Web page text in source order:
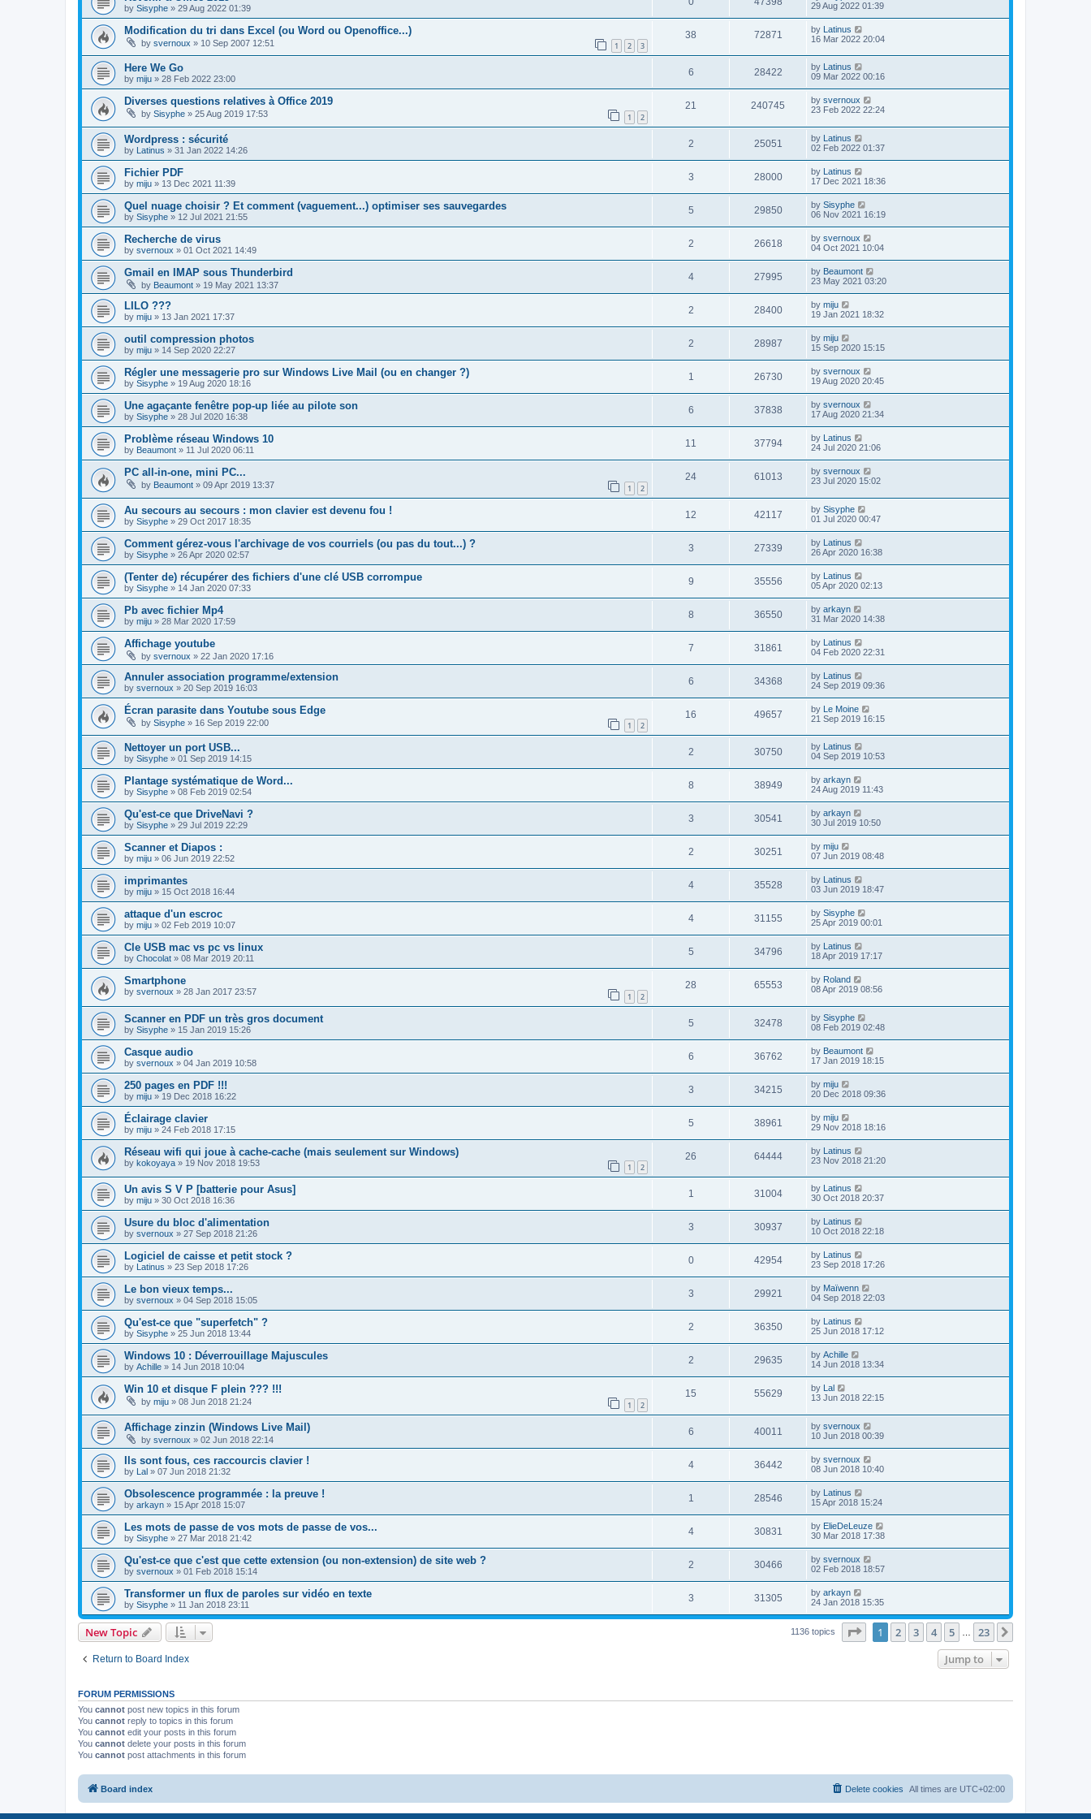
by Sisyphe » 29 Aug 2022 01:39
29 Aug 2022 01:39
Modification du tri dans Excel (ou Word ou Openoffice...)
by svernoux » 10 Sep 2007 12:51 1 2 3
38 72871 by Latinus
16 Mar 2022 20:04
Here We Go
by miju » 28 Feb 2022 23:00
6 28422 by
Latinus
09 Mar 2022 00:16
Diverses questions relatives à Office 2019
by Sisyphe » 25 Aug 2019 17:53 1 2
21 240745 by svernoux
23 Feb 2022 22:24
Wordpress : sécurité
by Latinus » 31 Jan 2022 14:26
2 25051 by Latinus
02 Feb 2022 01:37
Fichier PDF
by miju » 13 Dec 2021 11:39
3 28000 by Latinus
17 Dec 2021 18:36
Quel nuage choisir ? Et comment (vaguement...) optimiser ses sauvegardes
by Sisyphe » 12 Jul 2021 21:55
5 29850 by Sisyphe
06 Nov 2021 16:19
Recherche de virus
by svernoux » 01 Oct 2021 14:49
2 26618 by svernoux
04 Oct 2021 10:04
Gmail en IMAP sous Thunderbird
by Beaumont » 19 May 2021 13:37
4 27995 by Beaumont
23 May 2021 03:20
LILO ???
by miju » 13 Jan 2021 17:37
2 28400 by miju
19 Jan 2021 18:32
outil compression photos
by miju » 14 Sep 2020 22:27
2 28987 by miju
15 Sep 2020 15:15
Régler une messagerie pro sur Windows Live Mail (ou en changer ?)
by Sisyphe » 19 Aug 2020 18:16
1 26730 by svernoux
19 Aug 2020 20:45
Une agaçante fenêtre pop-up liée au pilote son
by Sisyphe » 28 Jul 2020 16:38
6 37838 by svernoux
17 Aug 2020 21:34
Problème réseau Windows 10
by Beaumont » 11 Jul 2020 06:11
11 37794 by Latinus
24 Jul 2020 21:06
PC all-in-one, mini PC...
by Beaumont » 09 Apr 2019 13:37 1 2
24 61013 by svernoux
23 Jul 2020 15:02
Au secours au secours : mon clavier est devenu fou !
by Sisyphe » 29 Oct 2017 18:35
12 42117 by Sisyphe
01 Jul 2020 00:47
Comment gérez-vous l'archivage de vos courriels (ou pas du tout...) ?
by Sisyphe » 26 Apr 2020 02:57
3 27339 by Latinus
26 Apr 2020 16:38
(Tenter de) récupérer des fichiers d'une clé USB corrompue
by Sisyphe » 14 Jan 2020 07:33
9 35556 by Latinus
05 Apr 2020 02:13
Pb avec fichier Mp4
by miju » 28 Mar 2020 17:59
8 36550 by arkayn
31 Mar 2020 14:38
Affichage youtube
by svernoux » 22 Jan 2020 17:16
7 31861 by Latinus
04 Feb 2020 22:31
Annuler association programme/extension
by svernoux » 20 Sep 2019 16:03
6 34368 by Latinus
24 Sep 2019 09:36
Écran parasite dans Youtube sous Edge
by Sisyphe » 16 Sep 2019 22:00 1 2
16 49657 by Le Moine
21 Sep 2019 16:15
Nettoyer un port USB...
by Sisyphe » 01 Sep 2019 14:15
2 30750 by
Latinus
04 Sep 2019 10:53
Plantage systématique de Word...
by Sisyphe » 08 Feb 2019 02:54
8 38949 by arkayn
24 Aug 2019 11:43
Qu'est-ce que DriveNavi ?
by Sisyphe » 29 Jul 2019 22:29
3 30541 by arkayn
30 Jul 2019 10:50
Scanner et Diapos :
by miju » 06 Jun 2019 22:52
2 30251 by miju
07 Jun 2019 08:48
imprimantes
by miju » 15 Oct 2018 16:44
4 35528 by
Latinus
03 Jun 2019 18:47
attaque d'un escroc
by miju » 02 Feb 2019 10:07
4 31155 by Sisyphe
25 Apr 2019 00:01
Cle USB mac vs pc vs linux
by Chocolat » 08 Mar 2019 20:11
5 34796 by
Latinus
18 Apr 2019 17:17
Smartphone
by svernoux » 28 Jan 2017 23:57 1 2
28 65553 by Roland
08 Apr 2019 08:56
Scanner en PDF un très gros document
by Sisyphe » 15 Jan 2019 15:26
5 32478 by Sisyphe
08 Feb 2019 02:48
Casque audio
by svernoux » 04 Jan 2019 10:58
6 36762 by Beaumont
17 Jan 2019 18:15
250 pages en PDF !!!
by miju » 19 Dec 2018 16:22
3 34215 by miju
20 Dec 2018 09:36
Éclairage clavier
by miju » 24 Feb 2018 17:15
5 38961 by miju
29 Nov 2018 18:16
Réseau wifi qui joue à cache-cache (mais seulement sur Windows)
by kokoyaya » 19 Nov 2018 19:53 1 2
26 64444 by Latinus
23 Nov 2018 21:20
Un avis S V P [batterie pour Asus]
by miju » 30 Oct 2018 16:36
1 31004 by Latinus
30 Oct 2018 20:37
Usure du bloc d'alimentation
by svernoux » 27 Sep 2018 21:26
3 30937 by Latinus
10 Oct 2018 22:18
Logiciel de caisse et petit stock ?
by Latinus » 23 Sep 2018 17:26
0 42954 by Latinus
23 Sep 2018 17:26
Le bon vieux temps...
by svernoux » 04 Sep 2018 15:05
3 29921 by Maïwenn
04 Sep 2018 22:03
Qu'est-ce que "superfetch" ?
by Sisyphe » 25 Jun 2018 13:44
2 36350 by Latinus
25 Jun 2018 17:12
Windows 10 : Déverrouillage Majuscules
by Achille » 14 Jun 2018 10:04
2 29635 by Achille
14 Jun 2018 13:34
Win 10 et disque F plein ??? !!!
by miju » 08 Jun 2018 21:24 1 2
15 55629 by Lal
13 Jun 2018 22:15
Affichage zinzin (Windows Live Mail)
by svernoux » 02 Jun 2018 22:14
6 40011 by svernoux
10 Jun 2018 00:39
Ils sont fous, ces raccourcis clavier !
by Lal » 07 Jun 2018 21:32
4 36442 by svernoux
08 Jun 2018 10:40
Obsolescence programmée : la preuve !
by arkayn » 15 Apr 2018 15:07
1 28546 by Latinus
15 Apr 2018 15:24
Les mots de passe de vos mots de passe de vos...
by Sisyphe » 27 Mar 2018 21:42
4 30831 by ElieDeLeuze
30 Mar 2018 17:38
Qu'est-ce que c'est que cette extension (ou non-extension) de site web ?
by svernoux » 01 Feb 2018 15:14
2 30466 by svernoux
02 Feb 2018 18:57
Transformer un flux de paroles sur vidéo en texte
by Sisyphe » 11 Jan 2018 23:11
3 31305 by arkayn
24 Jan 2018 15:35
New Topic 1136 topics Page of 23
1 2 3 4 5 23
Return to Board Index Jump to
FORUM PERMISSIONS
You cannot post new topics in this forum
You cannot reply to topics in this forum
You cannot edit your posts in this forum
You cannot delete your posts in this forum
You cannot post attachments in this forum
Board index All times are UTC+02:00
Delete cookies